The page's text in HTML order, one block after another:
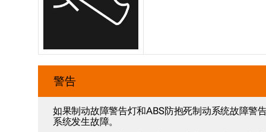
警告
如果制动故障警告灯和ABS防抱死制动系统故障警
系统发生故障。